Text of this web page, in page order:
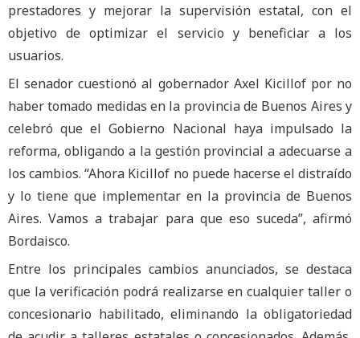
prestadores y mejorar la supervisión estatal, con el
objetivo de optimizar el servicio y beneficiar a los
usuarios.
El senador cuestionó al gobernador Axel Kicillof por no
haber tomado medidas en la provincia de Buenos Aires y
celebró que el Gobierno Nacional haya impulsado la
reforma, obligando a la gestión provincial a adecuarse a
los cambios. “Ahora Kicillof no puede hacerse el distraído
y lo tiene que implementar en la provincia de Buenos
Aires. Vamos a trabajar para que eso suceda”, afirmó
Bordaisco.
Entre los principales cambios anunciados, se destaca
que la verificación podrá realizarse en cualquier taller o
concesionario habilitado, eliminando la obligatoriedad